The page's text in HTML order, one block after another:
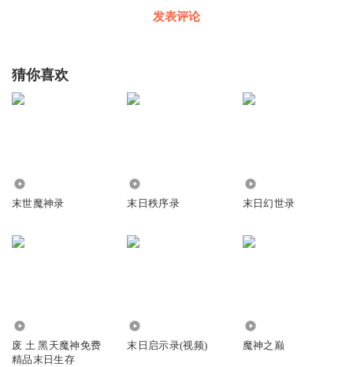
发表评论
猜你喜欢
末世魔神录 末日秩序录 末日幻世录
废 土 黑天魔神免费
精品末日生存
末日启示录(视频) 魔神之巅